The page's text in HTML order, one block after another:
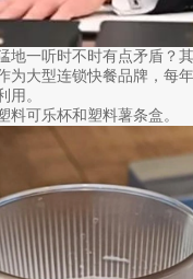
地一听时不时有点矛盾？其
为大型连锁快餐品牌，每
用。
料可乐杯和塑料薯条盒。